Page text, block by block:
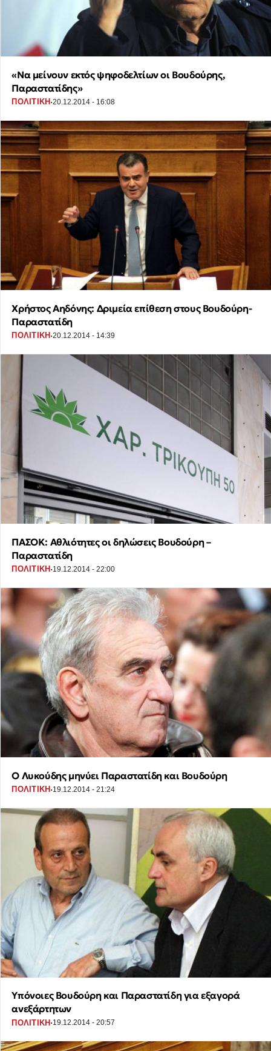
«Να μείνουν εκτός ψηφοδελτίων οι Βουδούρης,
Παραστατίδης»
ΠΟΛΙΤΙΚΗ ·20.12.2014 - 16:08
Χρήστος Αηδόνης: Δριμεία επίθεση στους Βουδούρη-
Παραστατίδη
ΠΟΛΙΤΙΚΗ ·20.12.2014 - 14:39
ΠΑΣΟΚ: Αθλιότητες οι δηλώσεις Βουδούρη –
Παραστατίδη
ΠΟΛΙΤΙΚΗ ·19.12.2014 - 22:00
Ο Λυκούδης μηνύει Παραστατίδη και Βουδούρη
ΠΟΛΙΤΙΚΗ ·19.12.2014 - 21:24
Υπόνοιες Βουδούρη και Παραστατίδη για εξαγορά
ανεξάρτητων
ΠΟΛΙΤΙΚΗ·19.12.2014 - 20:57